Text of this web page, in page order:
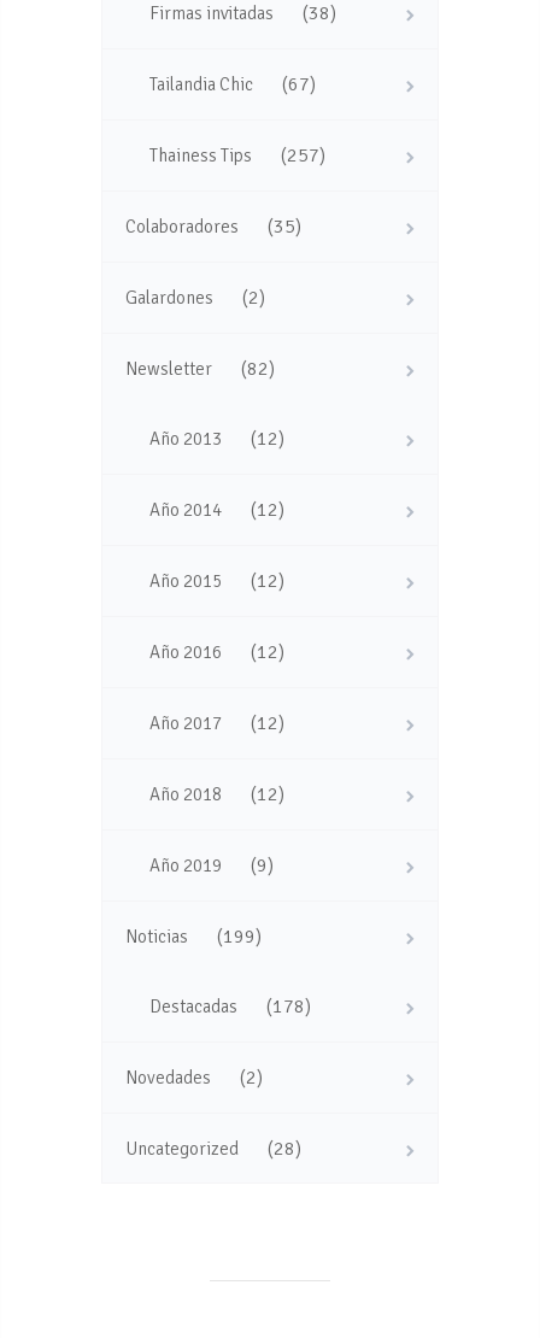
Firmas invitadas (38)
Tailandia Chic (67)
Thainess Tips (257)
Colaboradores (35)
Galardones (2)
Newsletter (82)
Año 2013 (12)
Año 2014 (12)
Año 2015 (12)
Año 2016 (12)
Año 2017 (12)
Año 2018 (12)
Año 2019 (9)
Noticias (199)
Destacadas (178)
Novedades (2)
Uncategorized (28)